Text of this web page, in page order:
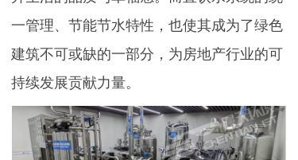
一管理、节能节水特性，也使其成为了绿色
建筑不可或缺的一部分，为房地产行业的可
持续发展贡献力量。